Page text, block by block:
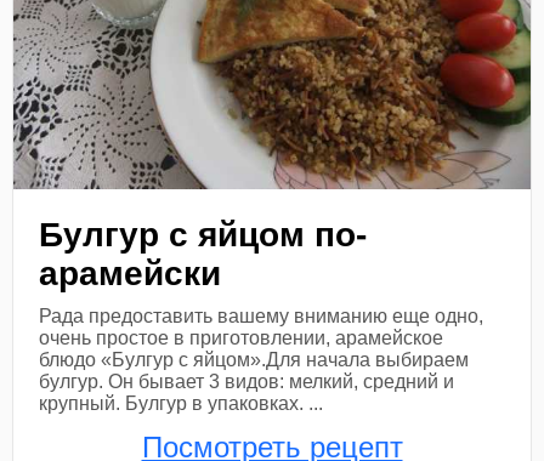
Булгур с яйцом по-
арамейски
Рада предоставить вашему вниманию еще одно,
очень простое в приготовлении, арамейское
блюдо «Булгур с яйцом».Для начала выбираем
булгур. Он бывает 3 видов: мелкий, средний и
крупный. Булгур в упаковках. ...
Посмотреть рецепт